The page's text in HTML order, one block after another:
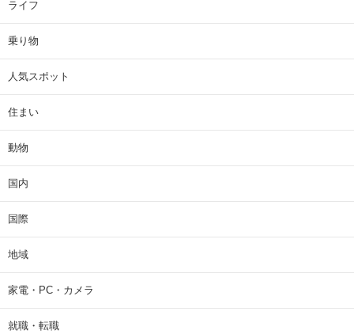
ライフ
乗り物
人気スポット
住まい
動物
国内
国際
地域
家電・PC・カメラ
就職・転職